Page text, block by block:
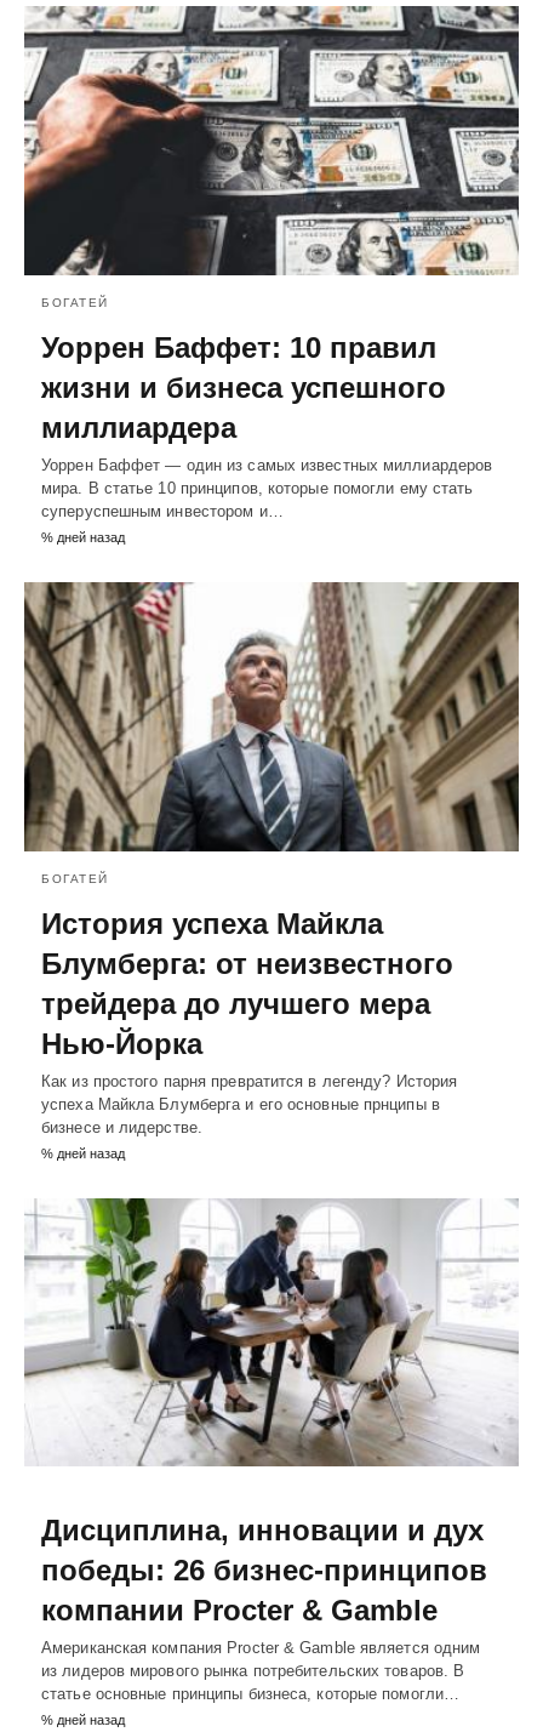
БОГАТЕЙ
Уоррен Баффет: 10 правил
жизни и бизнеса успешного
миллиардера
Уоррен Баффет — один из самых известных миллиардеров
мира. В статье 10 принципов, которые помогли ему стать
суперуспешным инвестором и…
% дней назад
БОГАТЕЙ
История успеха Майкла
Блумберга: от неизвестного
трейдера до лучшего мера
Нью-Йорка
Как из простого парня превратится в легенду? История
успеха Майкла Блумберга и его основные прнципы в
бизнесе и лидерстве.
% дней назад
Дисциплина, инновации и дух
победы: 26 бизнес-принципов
компании Procter & Gamble
Американская компания Procter & Gamble является одним
из лидеров мирового рынка потребительских товаров. В
статье основные принципы бизнеса, которые помогли…
% дней назад